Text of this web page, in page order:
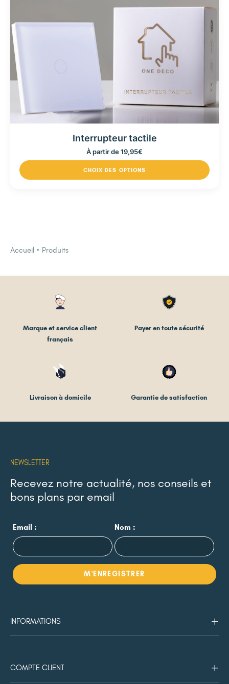
Interrupteur tactile
À partir de19,95€
CHOIX DES OPTIONS
Accueil Produits
Marque et service client
français
Payer en toute sécurité
Livraison à domicile Garantie de satisfaction
NEWSLETTER
Recevez notre actualité, nos conseils et
bons plans par email
Email : Nom :
INFORMATIONS
COMPTE CLIENT